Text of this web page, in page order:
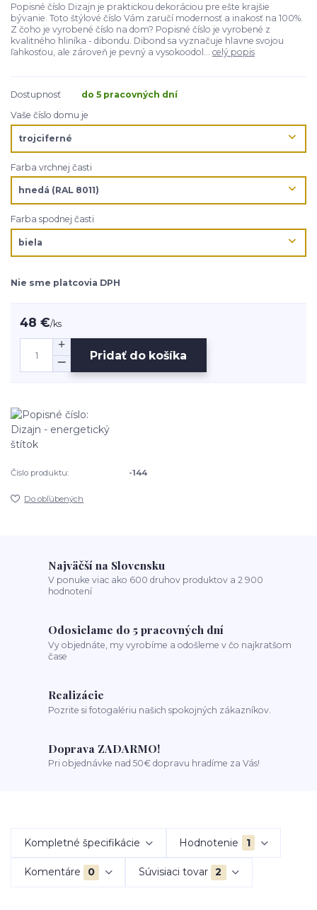
Popisné číslo Dizajn je praktickou dekoráciou pre ešte krajšie
bývanie. Toto štýlové číslo Vám zaručí modernosť a inakosť na 100%.
Z čoho je vyrobené číslo na dom? Popisné číslo je vyrobené z
kvalitného hliníka - dibondu. Dibond sa vyznačuje hlavne svojou
ľahkosťou, ale zároveň je pevný a vysokoodol... celý popis
Dostupnosť
do 5 pracovných dní
Vaše číslo domu je
Farba vrchnej časti
Farba spodnej časti
Nie sme platcovia DPH
48 €/ks
Pridať do košíka
Číslo produktu: -144
Do obľúbených
Najväčší na Slovensku
V ponuke viac ako 600 druhov produktov a 2 900
hodnotení
Odosielame do 5 pracovných dní
Vy objednáte, my vyrobíme a odošleme v čo najkratšom
čase
Realizácie
Pozrite si fotogalériu našich spokojných zákazníkov.
Doprava ZADARMO!
Pri objednávke nad 50€ dopravu hradíme za Vás!
Kompletné špecifikácie Hodnotenie 1
Komentáre 0 Súvisiaci tovar 2